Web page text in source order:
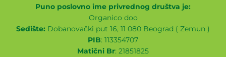
Puno poslovno ime privrednog društva je:
Organico doo
Sedište: Dobanovački put 16, 11 080 Beograd ( Zemun )
PIB: 113354707
Matični Br: 21851825